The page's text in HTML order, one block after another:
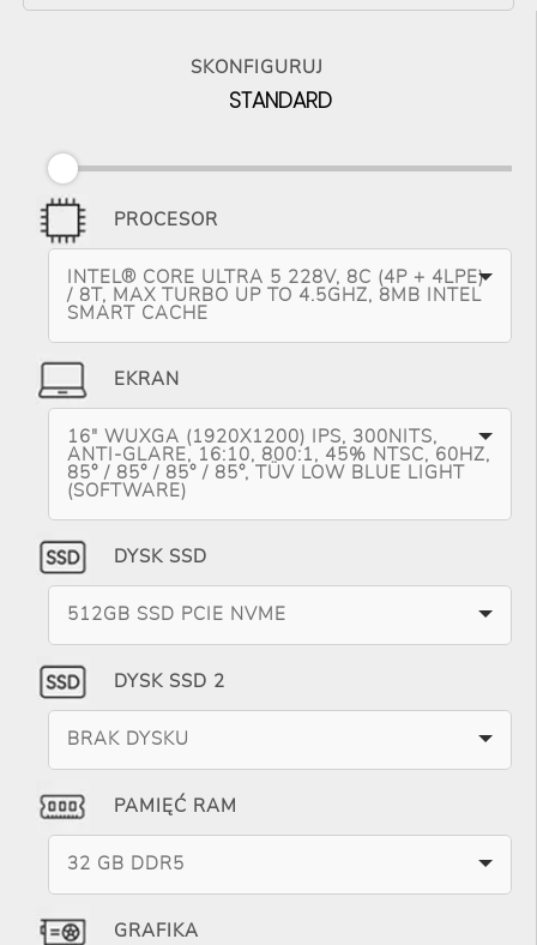
SKONFIGURUJ
STANDARD
PROCESOR
INTEL® CORE ULTRA 5 228V, 8C (4P + 4LPE)
/ 8T, MAX TURBO UP TO 4.5GHZ, 8MB INTEL
SMART CACHE
EKRAN
16" WUXGA (1920X1200) IPS, 300NITS,
ANTI-GLARE, 16:10, 800:1, 45% NTSC, 60HZ,
85° / 85° / 85° / 85°, TÜV LOW BLUE LIGHT
(SOFTWARE)
DYSK SSD
512GB SSD PCIE NVME
DYSK SSD 2
BRAK DYSKU
PAMIĘĆ RAM
32 GB DDR5
GRAFIKA